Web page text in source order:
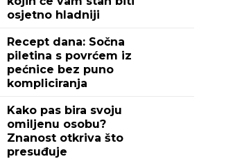
osjetno hladniji
Recept dana: Sočna
piletina s povrćem iz
pećnice bez puno
kompliciranja
Kako pas bira svoju
omiljenu osobu?
Znanost otkriva što
presuđuje